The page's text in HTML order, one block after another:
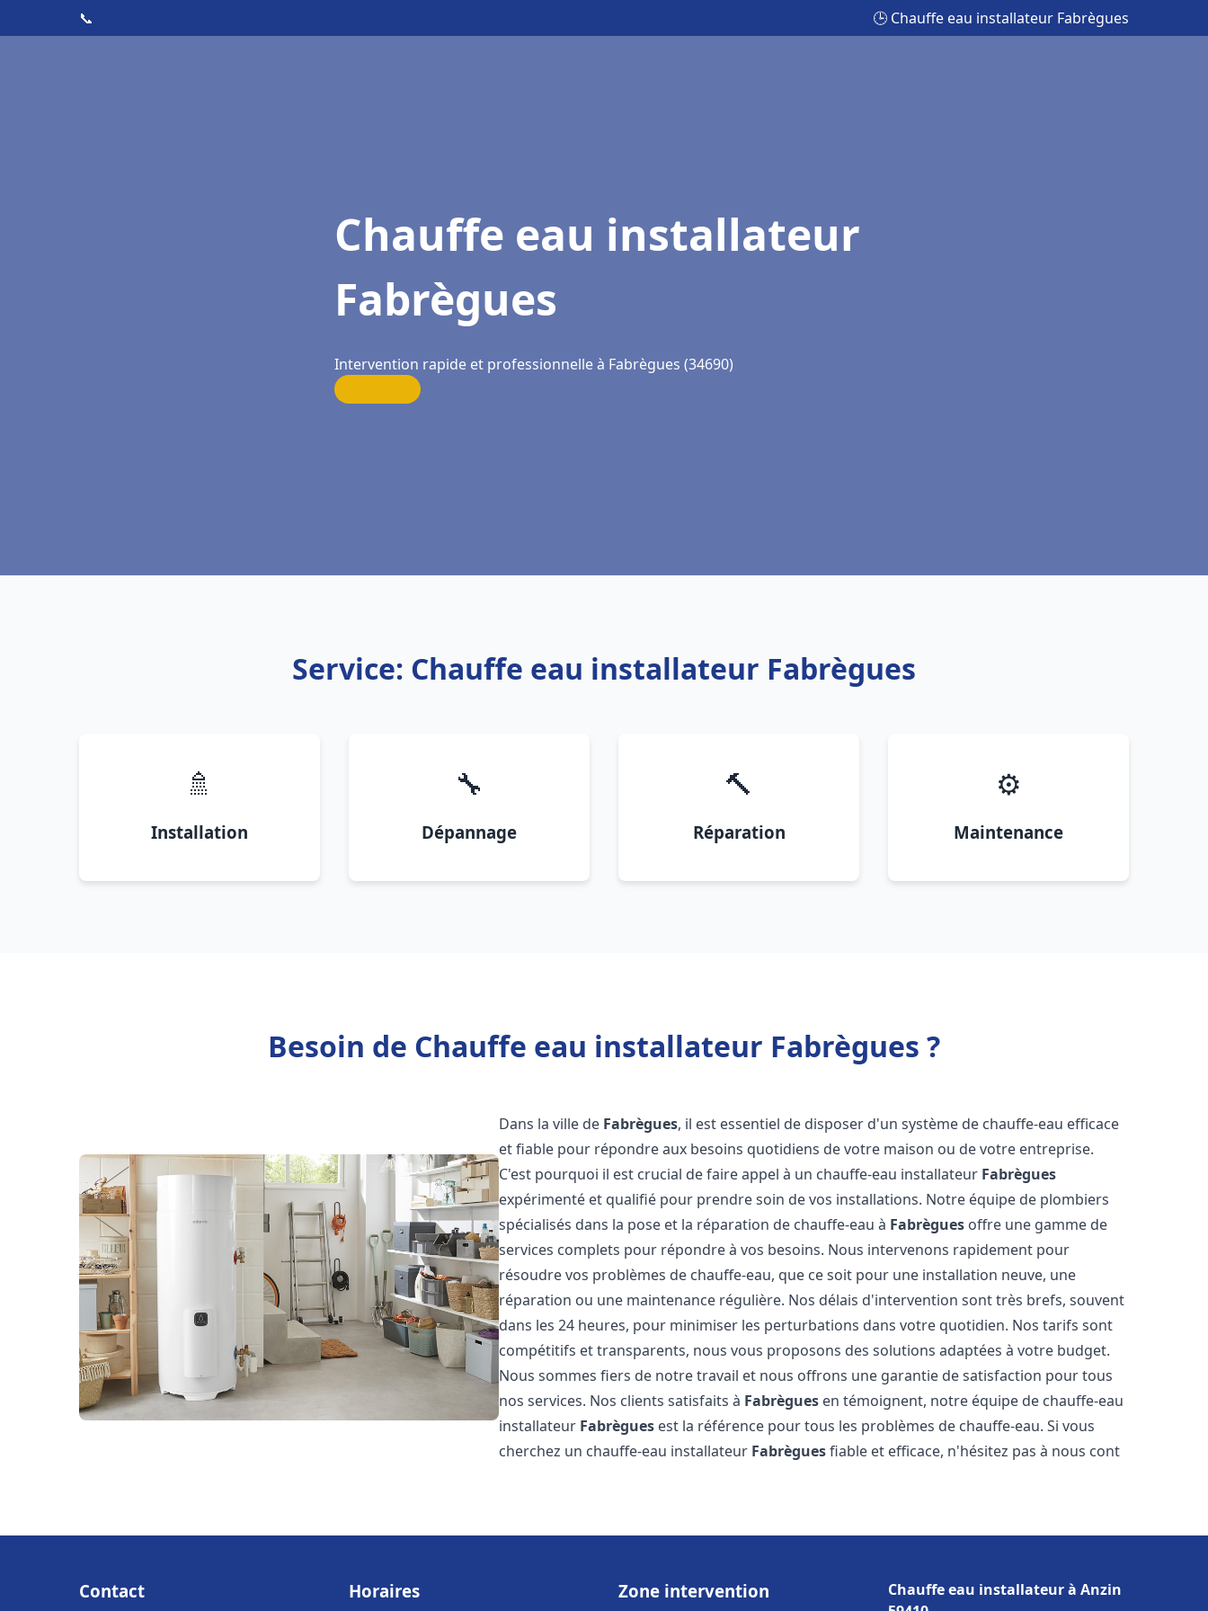
📞 🕒 Chauffe eau installateur Fabrègues
Chauffe eau installateur
Fabrègues
Intervention rapide et professionnelle à Fabrègues (34690)
Service: Chauffe eau installateur Fabrègues
🚿
Installation
🔧
Dépannage
🔨
Réparation
⚙️
Maintenance
Besoin de Chauffe eau installateur Fabrègues ?
Dans la ville de Fabrègues, il est essentiel de disposer d'un système de chauffe-eau efficace
et fiable pour répondre aux besoins quotidiens de votre maison ou de votre entreprise.
C'est pourquoi il est crucial de faire appel à un chauffe-eau installateur Fabrègues
expérimenté et qualifié pour prendre soin de vos installations. Notre équipe de plombiers
spécialisés dans la pose et la réparation de chauffe-eau à Fabrègues offre une gamme de
services complets pour répondre à vos besoins. Nous intervenons rapidement pour
résoudre vos problèmes de chauffe-eau, que ce soit pour une installation neuve, une
réparation ou une maintenance régulière. Nos délais d'intervention sont très brefs, souvent
dans les 24 heures, pour minimiser les perturbations dans votre quotidien. Nos tarifs sont
compétitifs et transparents, nous vous proposons des solutions adaptées à votre budget.
Nous sommes fiers de notre travail et nous offrons une garantie de satisfaction pour tous
nos services. Nos clients satisfaits à Fabrègues en témoignent, notre équipe de chauffe-eau
installateur Fabrègues est la référence pour tous les problèmes de chauffe-eau. Si vous
cherchez un chauffe-eau installateur Fabrèguesfiable et efficace, n'hésitez pas à nous cont
Contact Horaires Zone intervention
Chauffe eau installateur à Anzin